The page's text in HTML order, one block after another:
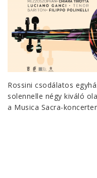
Rossini csodálatos
solennelle négy kiváló
a Musica Sacra-